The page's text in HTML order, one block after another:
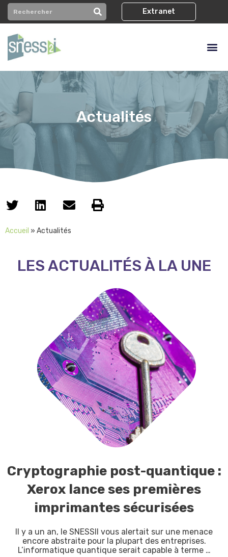
Extranet
Actualités
Accueil » Actualités
LES ACTUALITÉS À LA UNE
Cryptographie post-quantique :
Xerox lance ses premières
imprimantes sécurisées
Il y a un an, le SNESSII vous alertait sur une menace
encore abstraite pour la plupart des entreprises.
L’informatique quantique serait capable à terme …